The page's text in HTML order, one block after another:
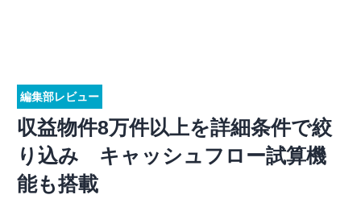
編集部レビュー
収益物件8万件以上を詳細条件で絞
り込み キャッシュフロー試算機
能も搭載